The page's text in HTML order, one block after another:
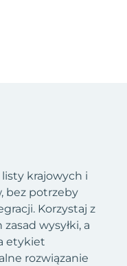
krajowych i
bez potrzeby
Korzystaj z
wysyłki, a
etykiet
rozwiązanie